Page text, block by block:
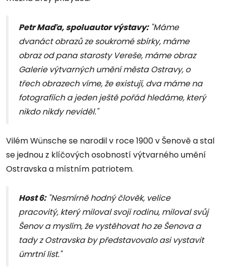
Petr Maďa, spoluautor výstavy:"Máme
dvanáct obrazů ze soukromé sbírky, máme
obraz od pana starosty Vereše, máme obraz
Galerie výtvarných umění města Ostravy, o
třech obrazech víme, že existují, dva máme na
fotografiích a jeden ještě pořád hledáme, který
nikdo nikdy neviděl."
Vilém Wünsche se narodil v roce 1900 v Šenově a stal
se jednou z klíčových osobností výtvarného umění
Ostravska a místním patriotem.
Host 6:"Nesmírně hodný člověk, velice
pracovitý, který miloval svoji rodinu, miloval svůj
Šenov a myslím, že vystěhovat ho ze Šenova a
tady z Ostravska by představovalo asi vystavit
úmrtní list."